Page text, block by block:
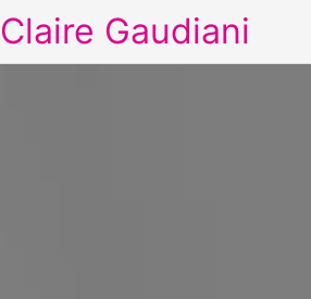
Claire Gaudiani